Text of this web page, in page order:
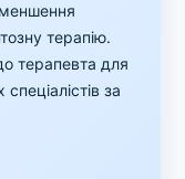
терапію.
терапевта для
за